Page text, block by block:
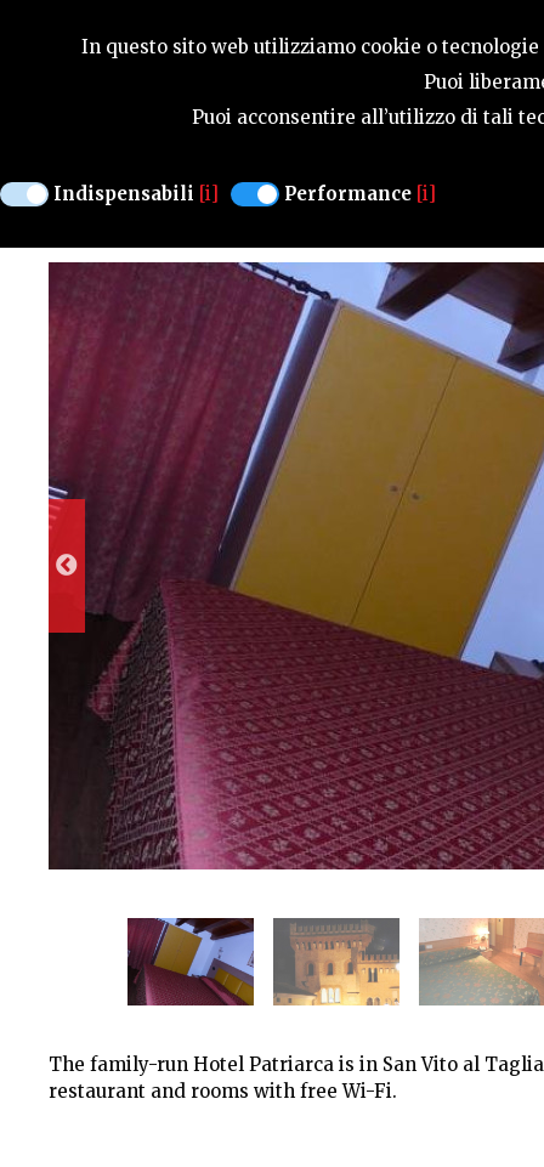
In questo sito web utilizziamo cookie o
Puoi
Puoi acconsentire all’utilizzo di tali
Indispensabili [i] Performance [i]
SEASONS
HOTEL PATRIARCA
The family-run Hotel Patriarca is in San Vito al
restaurant and rooms with free Wi-Fi.